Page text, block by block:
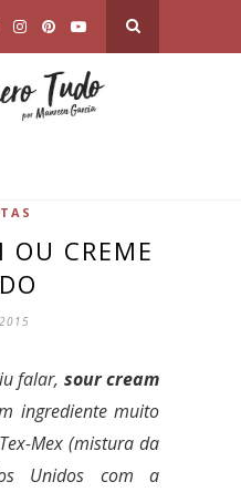
OU CREME
falar, sour cream
ingrediente muito
Mex (mistura da
Unidos com a